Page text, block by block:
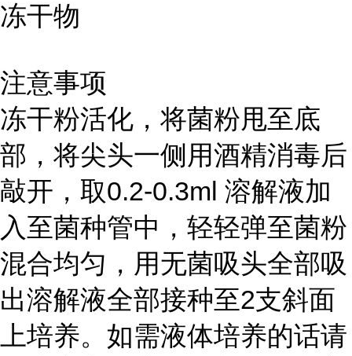
冻干物
注意事项
冻干粉活化，将菌粉甩至底
部，将尖头一侧用酒精消毒后
敲开，取0.2-0.3ml 溶解液加
入至菌种管中，轻轻弹至菌粉
混合均匀，用无菌吸头全部吸
出溶解液全部接种至2支斜面
上培养。如需液体培养的话请